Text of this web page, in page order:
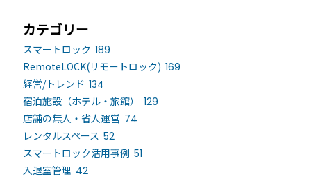
カテゴリー
スマートロック 189
RemoteLOCK(リモートロック) 169
経営/トレンド 134
宿泊施設（ホテル・旅館）
129
店舗の無人・省人運営 74
レンタルスペース 52
スマートロック活用事例 51
入退室管理 42